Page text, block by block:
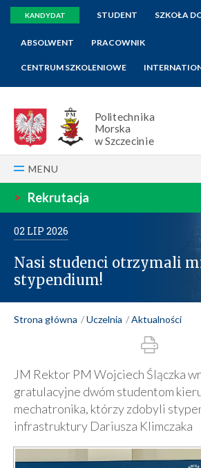
KANDYDAT STUDENT SZKOŁA
ABSOLWENT PRACOWNIK
CENTRUM SZKOLENIOWE
Politechnika
Morska
w Szczecinie
MENU
> Rekrutacja
02 LIP 2026
Nasi studenci otrzymali
stypendium!
Strona główna Uczelnia Aktualności
JM Rektor PM Wojciech Ślączka
gratulacyjne dwóm studentom
mechatronika, którzy zdobyli
infrastruktury Dariusza Klimczaka